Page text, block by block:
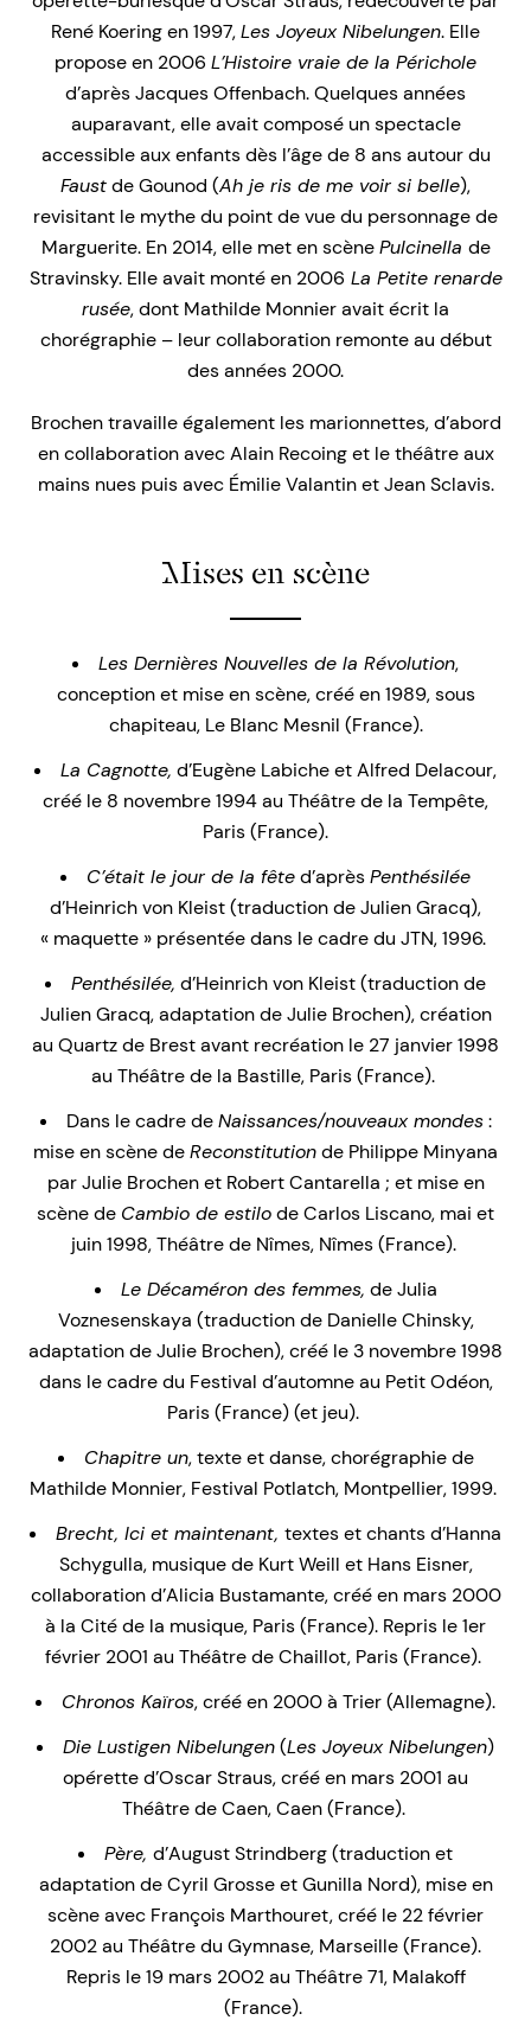
René Koering en 1997,Les Joyeux Nibelungen. Elle
propose en 2006 L’Histoire vraie de la Périchole
d’après Jacques Offenbach. Quelques années
auparavant, elle avait composé un spectacle
accessible aux enfants dès l’âge de 8 ans autour du
Faustde Gounod (Ah je ris de me voir si belle),
revisitant le mythe du point de vue du personnage de
Marguerite. En 2014, elle met en scènePulcinella de
Stravinsky. Elle avait monté en 2006 La Petite renarde
rusée, dont Mathilde Monnier avait écrit la
chorégraphie – leur collaboration remonte au début
des années 2000.
Brochen travaille également les marionnettes, d’abord
en collaboration avec Alain Recoing et le théâtre aux
mains nues puis avec Émilie Valantin et Jean Sclavis.
Mises en scène
Les Dernières Nouvelles de la Révolution,
conception et mise en scène, créé en 1989, sous
chapiteau, Le Blanc Mesnil (France).
La Cagnotte, d’Eugène Labiche et Alfred Delacour,
créé le 8 novembre 1994 au Théâtre de la Tempête,
Paris (France).
C’était le jour de la fêted’aprèsPenthésilée
d’Heinrich von Kleist (traduction de Julien Gracq),
« maquette » présentée dans le cadre du JTN, 1996.
Penthésilée, d’Heinrich von Kleist (traduction de
Julien Gracq, adaptation de Julie Brochen), création
au Quartz de Brest avant recréation le 27 janvier 1998
au Théâtre de la Bastille, Paris (France).
Dans le cadre deNaissances/nouveaux mondes:
mise en scène deReconstitutionde Philippe Minyana
par Julie Brochen et Robert Cantarella ; et mise en
scène de Cambio de estilode Carlos Liscano, mai et
juin 1998, Théâtre de Nîmes, Nîmes (France).
Le Décaméron des femmes, de Julia
Voznesenskaya (traduction de Danielle Chinsky,
adaptation de Julie Brochen), créé le 3 novembre 1998
dans le cadre du Festival d’automne au Petit Odéon,
Paris (France) (et jeu).
Chapitre un, texte et danse, chorégraphie de
Mathilde Monnier, Festival Potlatch, Montpellier, 1999.
Brecht, Ici et maintenant, textes et chants d’Hanna
Schygulla, musique de Kurt Weill et Hans Eisner,
collaboration d’Alicia Bustamante, créé en mars 2000
à la Cité de la musique, Paris (France). Repris le 1er
février 2001 au Théâtre de Chaillot, Paris (France).
Chronos Kaïros, créé en 2000 à Trier (Allemagne).
Die Lustigen Nibelungen(Les Joyeux Nibelungen)
opérette d’Oscar Straus, créé en mars 2001 au
Théâtre de Caen, Caen (France).
Père, d’August Strindberg (traduction et
adaptation de Cyril Grosse et Gunilla Nord), mise en
scène avec François Marthouret, créé le 22 février
2002 au Théâtre du Gymnase, Marseille (France).
Repris le 19 mars 2002 au Théâtre 71, Malakoff
(France).